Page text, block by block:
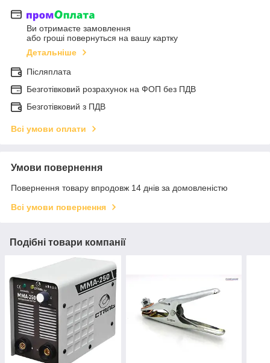
Ви отримаєте замовлення
або гроші повернуться на вашу картку
Детальніше
Післяплата
Безготівковий розрахунок на ФОП без ПДВ
Безготівковий з ПДВ
Всі умови оплати
Умови повернення
Повернення товару впродовж 14 днів за домовленістю
Всі умови повернення
Подібні товари компанії